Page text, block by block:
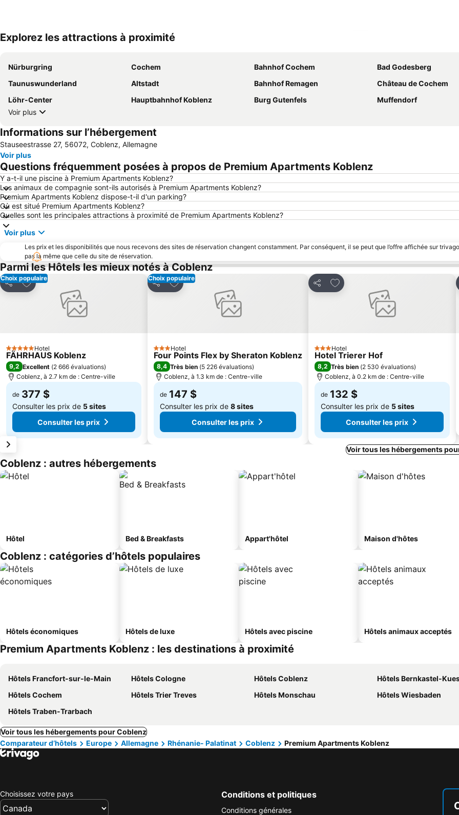
Explorez les attractions à proximité
Nürburgring Cochem Bahnhof Cochem
Bad Godesberg
Taunuswunderland
Altstadt Bahnhof Remagen
Château de Cochem
Löhr-Center
Hauptbahnhof Koblenz Burg Gutenfels
Muffendorf
Voir plus
Informations sur l’hébergement
Stauseestrasse 27, 56072, Coblenz, Allemagne
Voir plus
Questions fréquemment posées à propos de Premium Apartments Koblenz
Y a-t-il une piscine à Premium Apartments Koblenz?
Les animaux de compagnie sont-ils autorisés à Premium Apartments Koblenz?
Premium Apartments Koblenz dispose-t-il d'un parking?
Où est situé Premium Apartments Koblenz?
Quelles sont les principales attractions à proximité de Premium Apartments Koblenz?
Voir plus
Les prix et les disponibilités que nous recevons des sites de réservation changent constamment. Par conséquent, il se peut que l’offre affichée sur
pas la même que celle du site de réservation.
Parmi les Hôtels les mieux notés à Coblenz
Choix populaire
Partager
Ajouter à mes favoris
5 ÉtoilesHotel
FÄHRHAUS Koblenz
9,2 Excellent (2 666 évaluations)
Coblenz, à 2.7 km de : Centre-ville
de 377 $
Consulter les prix de 5 sites
Consulter les prix
Choix populaire
Partager
Ajouter à mes favoris
3 Étoiles
Hotel
Four Points Flex by Sheraton Koblenz
8,4 Très bien (5 226 évaluations)
Coblenz, à 1.3 km de : Centre-ville
de 147 $
Consulter les prix de 8 sites
Consulter les prix
Partager
Ajouter à mes favoris
3 Étoiles
Hotel
Hotel Trierer Hof
8,2 Très bien (2 530 évaluations)
Coblenz, à 0.2 km de : Centre-ville
de 132 $
Consulter les prix de 5 sites
Consulter les prix
Voir tous les hébergements
Coblenz : autres hébergements
Hôtel Bed & Breakfasts Appart'hôtel Maison d'hôtes
Coblenz : catégories d’hôtels populaires
Hôtels économiques Hôtels de luxe Hôtels avec piscine Hôtels animaux acceptés
Premium Apartments Koblenz : les destinations à proximité
Hôtels Francfort-sur-le-Main Hôtels Cologne Hôtels Coblenz
Hôtels Bernkastel-
Hôtels Cochem
Hôtels Trier Treves Hôtels Monschau
Hôtels Wiesbaden
Hôtels Traben-Trarbach
Voir tous les hébergements pour Coblenz
Comparateur d’hôtels
Europe Allemagne Rhénanie- Palatinat Coblenz Premium Apartments Koblenz
Choisissez votre pays Conditions et politiques
Conditions générales